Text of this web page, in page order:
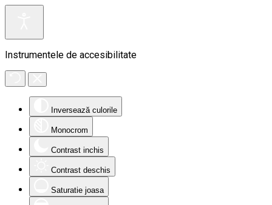
Instrumentele de accesibilitate
Inversează culorile
Monocrom
Contrast inchis
Contrast deschis
Saturatie joasa